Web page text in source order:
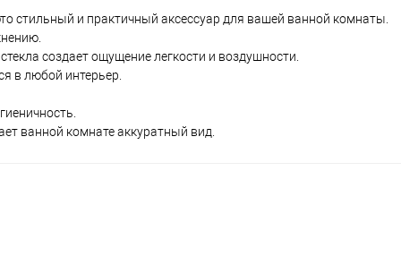
стильный и практичный аксессуар для вашей ванной комнаты.
создает ощущение легкости и воздушности.
в любой интерьер.
ванной комнате аккуратный вид.